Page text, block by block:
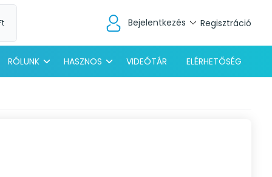
Bejelentkezés Regisztráció
RÓLUNK HASZNOS VIDEÓTÁR ELÉRHETŐSÉG